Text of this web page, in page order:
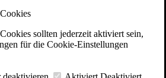
sollten jederzeit aktiviert sein,
für die Cookie-Einstellungen